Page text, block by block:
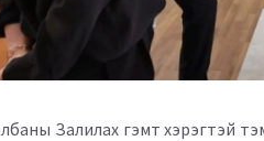
Залилах гэмт хэрэгтэй